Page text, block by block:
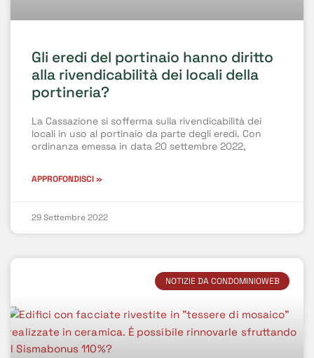
Gli eredi del portinaio hanno diritto
alla rivendicabilità dei locali della
portineria?
La Cassazione si sofferma sulla rivendicabilità dei
locali in uso al portinaio da parte degli eredi. Con
ordinanza emessa in data 20 settembre 2022,
APPROFONDISCI »
29 Settembre 2022
NOTIZIE DA CONDOMINIOWEB